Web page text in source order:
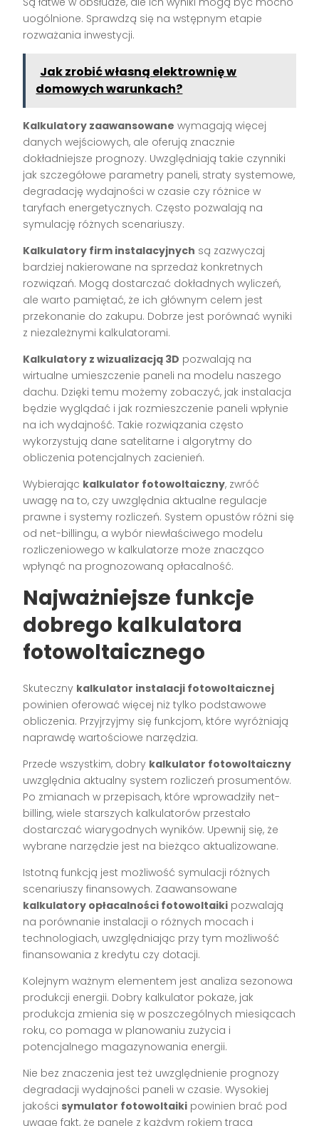
uogólnione. Sprawdzą się na wstępnym etapie
rozważania inwestycji.
Jak zrobić własną elektrownię w
domowych warunkach?
Kalkulatory zaawansowane wymagają więcej
danych wejściowych, ale oferują znacznie
dokładniejsze prognozy. Uwzględniają takie czynniki
jak szczegółowe parametry paneli, straty systemowe,
degradację wydajności w czasie czy różnice w
taryfach energetycznych. Często pozwalają na
symulację różnych scenariuszy.
Kalkulatory firm instalacyjnych są zazwyczaj
bardziej nakierowane na sprzedaż konkretnych
rozwiązań. Mogą dostarczać dokładnych wyliczeń,
ale warto pamiętać, że ich głównym celem jest
przekonanie do zakupu. Dobrze jest porównać wyniki
z niezależnymi kalkulatorami.
Kalkulatory z wizualizacją 3D pozwalają na
wirtualne umieszczenie paneli na modelu naszego
dachu. Dzięki temu możemy zobaczyć, jak instalacja
będzie wyglądać i jak rozmieszczenie paneli wpłynie
na ich wydajność. Takie rozwiązania często
wykorzystują dane satelitarne i algorytmy do
obliczenia potencjalnych zacienień.
Wybierając kalkulator fotowoltaiczny, zwróć
uwagę na to, czy uwzględnia aktualne regulacje
prawne i systemy rozliczeń. System opustów różni się
od net-billingu, a wybór niewłaściwego modelu
rozliczeniowego w kalkulatorze może znacząco
wpłynąć na prognozowaną opłacalność.
Najważniejsze funkcje
dobrego kalkulatora
fotowoltaicznego
Skuteczny kalkulator instalacji fotowoltaicznej
powinien oferować więcej niż tylko podstawowe
obliczenia. Przyjrzyjmy się funkcjom, które wyróżniają
naprawdę wartościowe narzędzia.
Przede wszystkim, dobry kalkulator fotowoltaiczny
uwzględnia aktualny system rozliczeń prosumentów.
Po zmianach w przepisach, które wprowadziły net-
billing, wiele starszych kalkulatorów przestało
dostarczać wiarygodnych wyników. Upewnij się, że
wybrane narzędzie jest na bieżąco aktualizowane.
Istotną funkcją jest możliwość symulacji różnych
scenariuszy finansowych. Zaawansowane
kalkulatory opłacalności fotowoltaiki pozwalają
na porównanie instalacji o różnych mocach i
technologiach, uwzględniając przy tym możliwość
finansowania z kredytu czy dotacji.
Kolejnym ważnym elementem jest analiza sezonowa
produkcji energii. Dobry kalkulator pokaże, jak
produkcja zmienia się w poszczególnych miesiącach
roku, co pomaga w planowaniu zużycia i
potencjalnego magazynowania energii.
Nie bez znaczenia jest też uwzględnienie prognozy
degradacji wydajności paneli w czasie. Wysokiej
jakości symulator fotowoltaiki powinien brać pod
uwagę fakt, że panele z każdym rokiem tracą